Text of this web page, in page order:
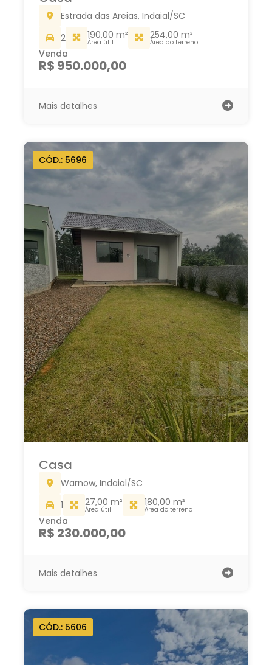
Estrada das Areias, Indaial/SC
2
190,00 m²
Área útil
254,00 m²
Área do terreno
Venda
R$ 950.000,00
Mais detalhes
CÓD.: 5696
Casa
Warnow, Indaial/SC
1
27,00 m²
Área útil
180,00 m²
Área do terreno
Venda
R$ 230.000,00
Mais detalhes
CÓD.: 5606